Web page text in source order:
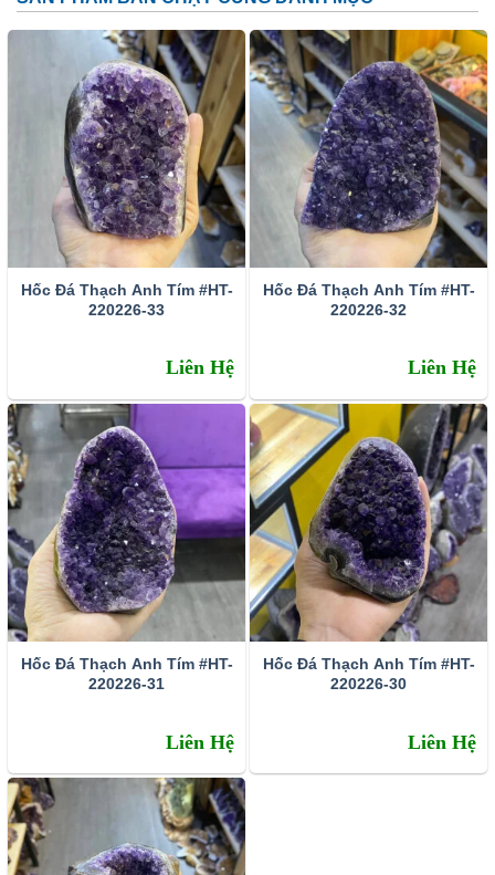
Hốc Đá Thạch Anh Tím #HT-
220226-33
Liên Hệ
Hốc Đá Thạch Anh Tím #HT-
220226-32
Liên Hệ
Hốc Đá Thạch Anh Tím #HT-
220226-31
Liên Hệ
Hốc Đá Thạch Anh Tím #HT-
220226-30
Liên Hệ